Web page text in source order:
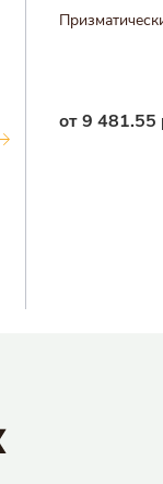
от 9 481.55